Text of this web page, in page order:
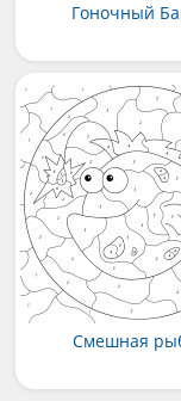
Гоночный
Смешная